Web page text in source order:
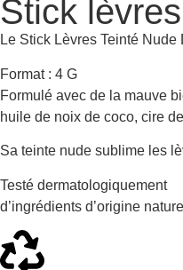
Stick
Le Stick Lèvres Teinté
Format : 4 G
Formulé avec de la mauve
huile de noix de coco, cire
Sa teinte nude sublime les
Testé dermatologiquement
d’ingrédients d’origine